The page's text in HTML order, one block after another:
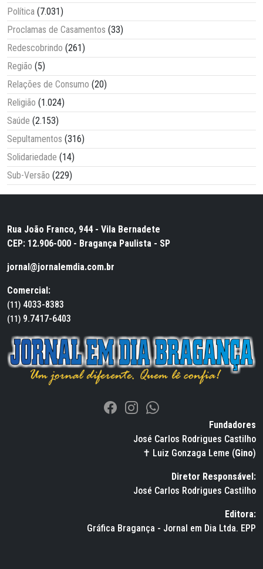
Política (7.031)
Proclamas de Casamentos (33)
Redescobrindo (261)
Região (5)
Relações de Consumo (20)
Religião (1.024)
Saúde (2.153)
Sepultamentos (316)
Solidariedade (14)
Sub-Versão (229)
Rua João Franco, 944 - Vila Bernadete
CEP: 12.906-000 - Bragança Paulista - SP
jornal@jornalemdia.com.br
Comercial:
(11) 4033-8383
(11) 9.7417-6403
Fundadores
José Carlos Rodrigues Castilho
✝ Luiz Gonzaga Leme (Gino)
Diretor Responsável:
José Carlos Rodrigues Castilho
Editora:
Gráfica Bragança - Jornal em Dia Ltda. EPP